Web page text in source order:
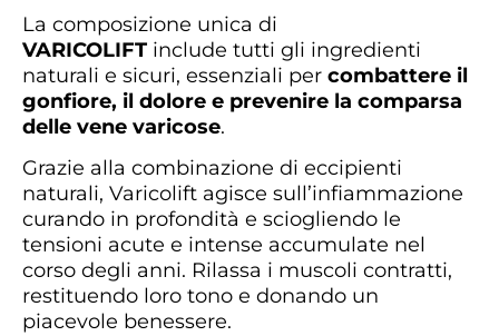
La composizione unica di
VARICOLIFT include tutti gli ingredienti
naturali e sicuri, essenziali per combattere il
gonfiore, il dolore e prevenire la comparsa
delle vene varicose.
Grazie alla combinazione di eccipienti
naturali, Varicolift agisce sull’infiammazione
curando in profondità e sciogliendo le
tensioni acute e intense accumulate nel
corso degli anni. Rilassa i muscoli contratti,
restituendo loro tono e donando un
piacevole benessere.